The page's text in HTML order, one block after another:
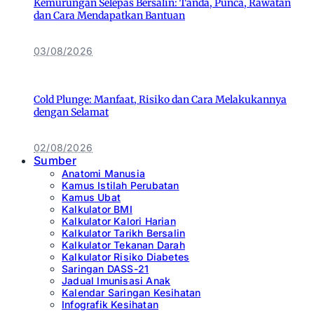
Kemurungan Selepas Bersalin: Tanda, Punca, Rawatan
dan Cara Mendapatkan Bantuan
03/08/2026
Cold Plunge: Manfaat, Risiko dan Cara Melakukannya
dengan Selamat
02/08/2026
Sumber
Anatomi Manusia
Kamus Istilah Perubatan
Kamus Ubat
Kalkulator BMI
Kalkulator Kalori Harian
Kalkulator Tarikh Bersalin
Kalkulator Tekanan Darah
Kalkulator Risiko Diabetes
Saringan DASS-21
Jadual Imunisasi Anak
Kalendar Saringan Kesihatan
Infografik Kesihatan